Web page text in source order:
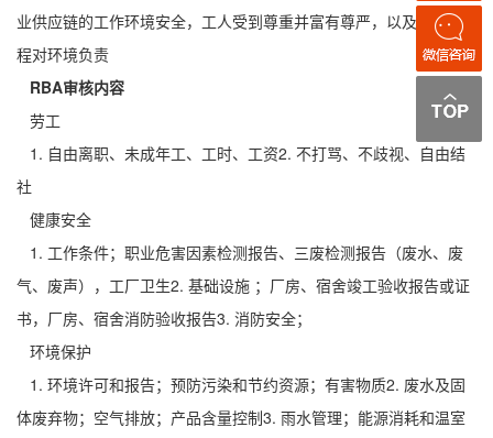
业供应链的工作环境安全，工人受到尊重并富有尊严，以及生产流
程对环境负责
RBA审核内容
劳工
1. 自由离职、未成年工、工时、工资2. 不打骂、不歧视、自由结
社
健康安全
1. 工作条件；职业危害因素检测报告、三废检测报告（废水、废
气、废声），工厂卫生2. 基础设施 ；厂房、宿舍竣工验收报告或证
书，厂房、宿舍消防验收报告3. 消防安全；
环境保护
1. 环境许可和报告；预防污染和节约资源；有害物质2. 废水及固
体废弃物；空气排放；产品含量控制3. 雨水管理；能源消耗和温室